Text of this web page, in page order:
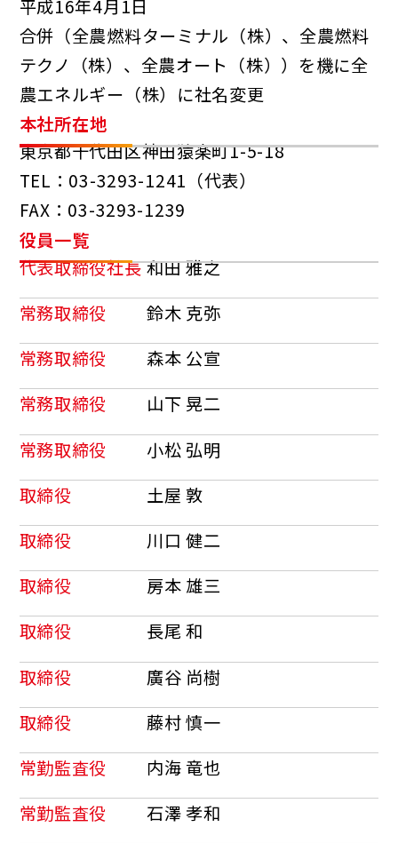
平成16年4月1日
合併（全農燃料ターミナル（株）、全農燃料
テクノ（株）、全農オート（株））を機に全
農エネルギー（株）に社名変更
本社所在地
東京都千代田区神田猿楽町1-5-18
TEL：03-3293-1241（代表）
FAX：03-3293-1239
役員一覧
代表取締役社長和田 雅之
常務取締役
鈴木 克弥
常務取締役
森本 公宣
常務取締役
山下 晃二
常務取締役
小松 弘明
取締役
土屋 敦
取締役
川口 健二
取締役
房本 雄三
取締役
長尾 和
取締役
廣谷 尚樹
取締役
藤村 慎一
常勤監査役
内海 竜也
常勤監査役
石澤 孝和